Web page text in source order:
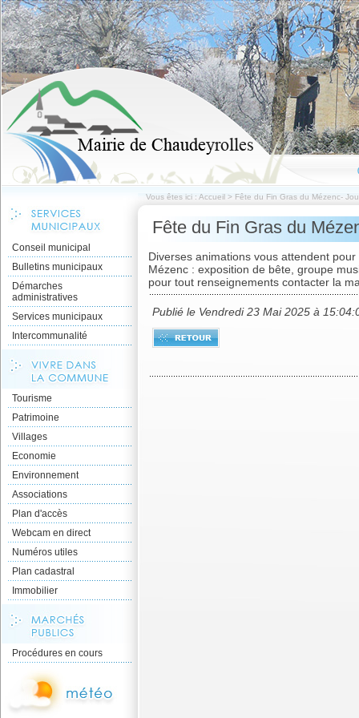
Vous êtes ici : Accueil > Fête du Fin Gras du Mézenc-
Conseil municipal
Bulletins municipaux
Démarches
administratives
Services municipaux
Intercommunalité
Tourisme
Patrimoine
Villages
Economie
Environnement
Associations
Plan d'accès
Webcam en direct
Numéros utiles
Plan cadastral
Immobilier
Procédures en cours
Fête du Fin Gras du
Diverses animations vous attendent
Mézenc : exposition de bête, groupe
pour tout renseignements contacter la
Publié le Vendredi 23 Mai 2025 à